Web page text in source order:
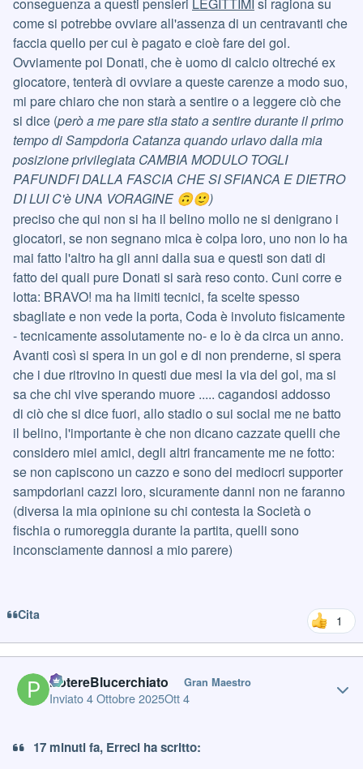
conseguenza a questi pensieri LEGITTIMI si ragiona su
come si potrebbe ovviare all'assenza di un centravanti che
faccia quello per cui è pagato e cioè fare dei gol.
Ovviamente poi Donati, che è uomo di calcio oltreché ex
giocatore, tenterà di ovviare a queste carenze a modo suo,
mi pare chiaro che non starà a sentire o a leggere ciò che
si dice (però a me pare stia stato a sentire durante il primo
tempo di Sampdoria Catanza quando urlavo dalla mia
posizione privilegiata CAMBIA MODULO TOGLI
PAFUNDFI DALLA FASCIA CHE SI SFIANCA E DIETRO
DI LUI C'è UNA VORAGINE 🙃🙂)
preciso che qui non si ha il belino mollo ne si denigrano i
giocatori, se non segnano mica è colpa loro, uno non lo ha
mai fatto l'altro ha gli anni dalla sua e questi son dati di
fatto dei quali pure Donati si sarà reso conto. Cuni corre e
lotta: BRAVO! ma ha limiti tecnici, fa scelte spesso
sbagliate e non vede la porta, Coda è involuto fisicamente
- tecnicamente assolutamente no- e lo è da circa un anno.
Avanti così si spera in un gol e di non prenderne, si spera
che i due ritrovino in questi due mesi la via del gol, ma si
sa che chi vive sperando muore ..... cagandosi addosso
di ciò che si dice fuori, allo stadio o sui social me ne batto
il belino, l'importante è che non dicano cazzate quelli che
considero miei amici, degli altri francamente me ne fotto:
se non capiscono un cazzo e sono dei mediocri supporter
sampdoriani cazzi loro, sicuramente danni non ne faranno
(diversa la mia opinione su chi contesta la Società o
fischia o rumoreggia durante la partita, quelli sono
inconsciamente dannosi a mio parere)
Cita 1
PotereBlucerchiato Gran Maestro
Inviato4 Ottobre 2025Ott 4
17 minuti fa, Erreci ha scritto: